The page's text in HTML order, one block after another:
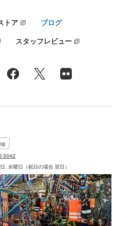
トア
ブログ
スタッフレビュー
5042
, 水曜日（祝日の場合 翌日）